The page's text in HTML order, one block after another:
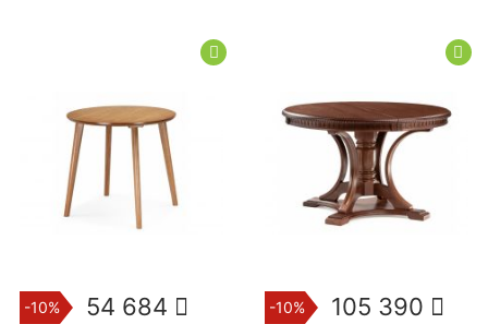
-10% 54 684 -10% 105 390